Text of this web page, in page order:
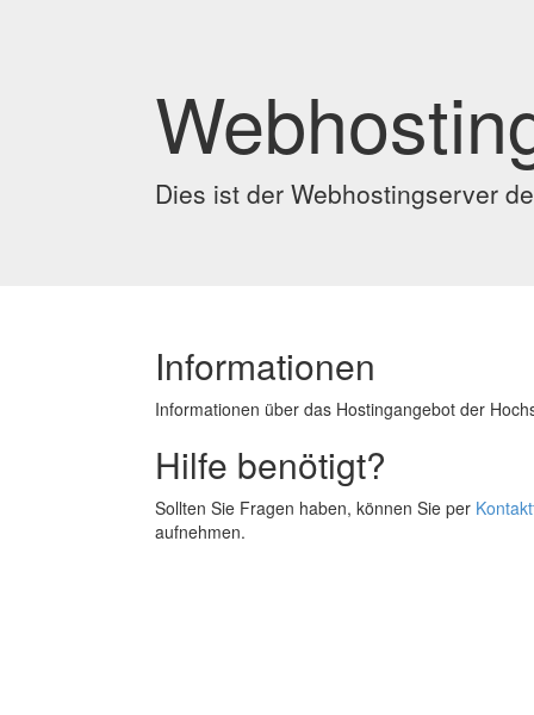
Dies ist der Webhostingserver
Informationen
Informationen über das Hostingangebot der
Hilfe benötigt?
Sollten Sie Fragen haben, können Sie per
aufnehmen.